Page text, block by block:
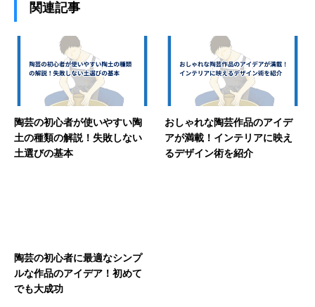
関連記事
陶芸の初心者が使いやすい陶
土の種類の解説！失敗しない
土選びの基本
おしゃれな陶芸作品のアイデ
アが満載！インテリアに映え
るデザイン術を紹介
陶芸の初心者に最適なシンプ
ルな作品のアイデア！初めて
でも大成功